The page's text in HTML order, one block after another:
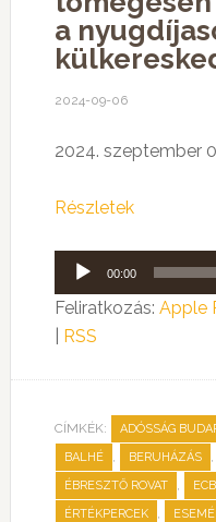
a
2024-09-06
2024. szeptember
Részletek
Audió
lejátszó
00:00
Feliratkozás: Apple
RSS
CÍMKÉK: ADÓSSÁG
BALHÉ , BERUHÁZÁS ,
ÉBRESZTŐ ROVAT , ECB
ÉRTÉKPERCEK ,